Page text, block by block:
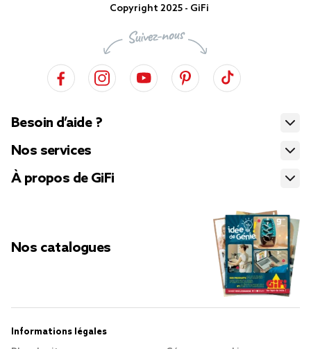
Copyright 2025 - GiFi
Besoin d’aide ?
Nos services
À propos de GiFi
Nos catalogues
Informations légales